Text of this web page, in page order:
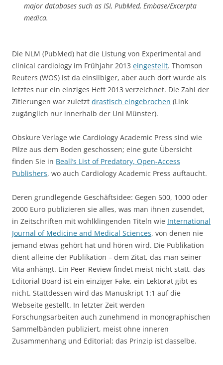
major databases such as ISI, PubMed, Embase/Excerpta
medica.
Die NLM (PubMed) hat die Listung von Experimental and
clinical cardiology im Frühjahr 2013 eingestellt. Thomson
Reuters (WOS) ist da einsilbiger, aber auch dort wurde als
letztes nur ein einziges Heft 2013 verzeichnet. Die Zahl der
Zitierungen war zuletzt drastisch eingebrochen (Link
zugänglich nur innerhalb der Uni Münster).
Obskure Verlage wie Cardiology Academic Press sind wie
Pilze aus dem Boden geschossen; eine gute Übersicht
finden Sie in Beall’s List of Predatory, Open-Access
Publishers, wo auch Cardiology Academic Press auftaucht.
Deren grundlegende Geschäftsidee: Gegen 500, 1000 oder
2000 Euro publizieren sie alles, was man ihnen zusendet,
in Zeitschriften mit wohlklingenden Titeln wie International
Journal of Medicine and Medical Sciences, von denen nie
jemand etwas gehört hat und hören wird. Die Publikation
dient alleine der Publikation – dem Zitat, das man seiner
Vita anhängt. Ein Peer-Review findet meist nicht statt, das
Editorial Board ist ein einziger Fake, ein Lektorat gibt es
nicht. Stattdessen wird das Manuskript 1:1 auf die
Webseite gestellt. In letzter Zeit werden
Forschungsarbeiten auch zunehmend in monographischen
Sammelbänden publiziert, meist ohne inneren
Zusammenhang und Editorial; das Prinzip ist dasselbe.